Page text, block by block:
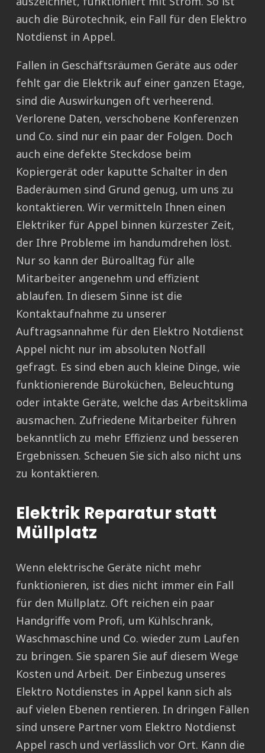
auch die Bürotechnik, ein Fall für den Elektro
Notdienst in Appel.
Fallen in Geschäftsräumen Geräte aus oder
fehlt gar die Elektrik auf einer ganzen Etage,
sind die Auswirkungen oft verheerend.
Verlorene Daten, verschobene Konferenzen
und Co. sind nur ein paar der Folgen. Doch
auch eine defekte Steckdose beim
Kopiergerät oder kaputte Schalter in den
Baderäumen sind Grund genug, um uns zu
kontaktieren. Wir vermitteln Ihnen einen
Elektriker für Appel binnen kürzester Zeit,
der Ihre Probleme im handumdrehen löst.
Nur so kann der Büroalltag für alle
Mitarbeiter angenehm und effizient
ablaufen. In diesem Sinne ist die
Kontaktaufnahme zu unserer
Auftragsannahme für den Elektro Notdienst
Appel nicht nur im absoluten Notfall
gefragt. Es sind eben auch kleine Dinge, wie
funktionierende Büroküchen, Beleuchtung
oder intakte Geräte, welche das Arbeitsklima
ausmachen. Zufriedene Mitarbeiter führen
bekanntlich zu mehr Effizienz und besseren
Ergebnissen. Scheuen Sie sich also nicht uns
zu kontaktieren.
Elektrik Reparatur statt
Müllplatz
Wenn elektrische Geräte nicht mehr
funktionieren, ist dies nicht immer ein Fall
für den Müllplatz. Oft reichen ein paar
Handgriffe vom Profi, um Kühlschrank,
Waschmaschine und Co. wieder zum Laufen
zu bringen. Sie sparen Sie auf diesem Wege
Kosten und Arbeit. Der Einbezug unseres
Elektro Notdienstes in Appel kann sich als
auf vielen Ebenen rentieren. In dringen Fällen
sind unsere Partner vom Elektro Notdienst
Appel rasch und verlässlich vor Ort. Kann die